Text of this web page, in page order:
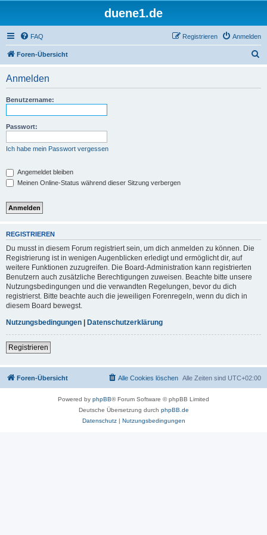
duene1.de
FAQ Anmelden
Registrieren
Foren-Übersicht
Anmelden
Benutzername:
Passwort:
Ich habe mein Passwort vergessen
Angemeldet bleiben
Meinen Online-Status während dieser Sitzung verbergen
REGISTRIEREN
Du musst in diesem Forum registriert sein, um dich anmelden zu können. Die
Registrierung ist in wenigen Augenblicken erledigt und ermöglicht dir, auf
weitere Funktionen zuzugreifen. Die Board-Administration kann registrierten
Benutzern auch zusätzliche Berechtigungen zuweisen. Beachte bitte unsere
Nutzungsbedingungen und die verwandten Regelungen, bevor du dich
registrierst. Bitte beachte auch die jeweiligen Forenregeln, wenn du dich in
diesem Board bewegst.
Nutzungsbedingungen | Datenschutzerklärung
Registrieren
Foren-Übersicht Alle Zeiten sind UTC+02:00
Alle Cookies löschen
Powered by phpBB® Forum Software © phpBB Limited
Deutsche Übersetzung durch phpBB.de
Datenschutz| Nutzungsbedingungen